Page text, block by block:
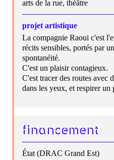
arts de la rue, théâtre
projet artistique
La compagnie Raoui c'est
récits sensibles, portés par
spontanéité.
C'est un plaisir contagieux.
C'est tracer des routes avec
dans les yeux, et respirer un
financement
État (DRAC Grand Est)